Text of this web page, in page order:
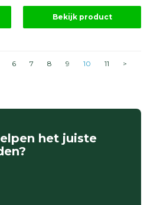
Bekijk product
6 7 8 9 10 11 >
het juiste